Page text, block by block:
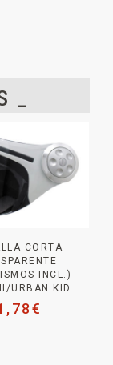
_
CORTA
INCL.)
URBAN KID
€